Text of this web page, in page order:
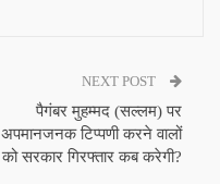
NEXT POST
पैगंबर मुहम्मद (सल्लम) पर
अपमानजनक टिप्पणी करने वालों
को सरकार गिरफ्तार कब करेगी?